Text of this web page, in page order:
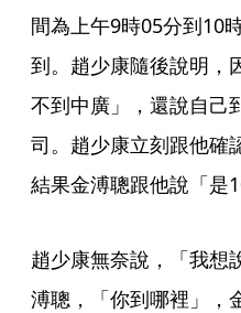
間為上午9時05分到10
到。趙少康隨後說明，
不到中廣」，還說自己
司。趙少康立刻跟他確
結果金溥聰跟他說「是
趙少康無奈說，「我想
溥聰，「你到哪裡」，